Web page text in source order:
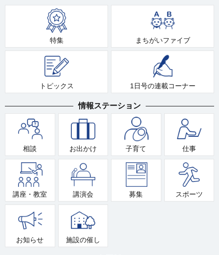
特集 まちがいファイブ
トピックス 1日号の連載コーナー
情報ステーション
相談 お出かけ 子育て 仕事
講座・教室 講演会 募集 スポーツ
お知らせ 施設の催し